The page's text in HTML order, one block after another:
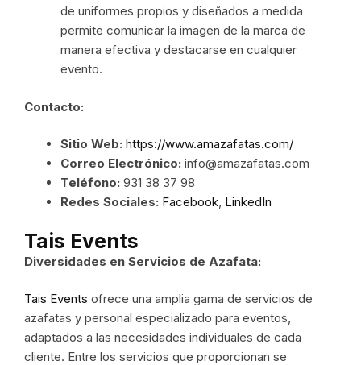
de uniformes propios y diseñados a medida
permite comunicar la imagen de la marca de
manera efectiva y destacarse en cualquier
evento.
Contacto:
Sitio Web: https://www.amazafatas.com/
Correo Electrónico: info@amazafatas.com
Teléfono: 931 38 37 98
Redes Sociales: Facebook, LinkedIn
Tais Events
Diversidades en Servicios de Azafata:
Tais Events ofrece una amplia gama de servicios de
azafatas y personal especializado para eventos,
adaptados a las necesidades individuales de cada
cliente. Entre los servicios que proporcionan se